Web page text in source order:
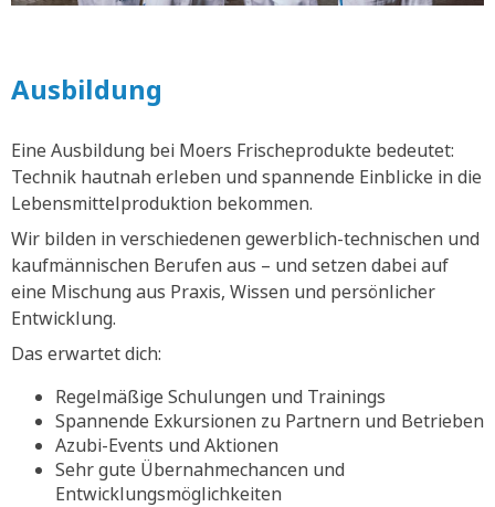
Ausbildung
Eine Ausbildung bei Moers Frischeprodukte bedeutet:
Technik hautnah erleben und spannende Einblicke in die
Lebensmittelproduktion bekommen.
Wir bilden in verschiedenen gewerblich-technischen und
kaufmännischen Berufen aus – und setzen dabei auf
eine Mischung aus Praxis, Wissen und persönlicher
Entwicklung.
Das erwartet dich:
Regelmäßige Schulungen und Trainings
Spannende Exkursionen zu Partnern und Betrieben
Azubi-Events und Aktionen
Sehr gute Übernahmechancen und
Entwicklungsmöglichkeiten